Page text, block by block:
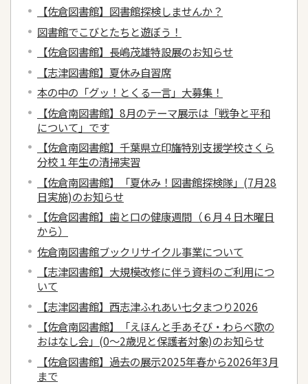
【佐倉図書館】図書館探検しませんか？
図書館でこびとたちと遊ぼう！
【佐倉図書館】長嶋茂雄特設展のお知らせ
【志津図書館】夏休み自習席
本の中の「グッ！とくる一言」大募集！
【佐倉南図書館】8月のテーマ展示は「戦争と平和
について」です
【佐倉南図書館】千葉県立印旛特別支援学校さくら
分校１年生の清掃実習
【佐倉南図書館】「夏休み！図書館探検隊」(7月28
日実施)のお知らせ
【佐倉図書館】歯と口の健康週間（６月４日木曜日
から）
佐倉南図書館ブックリサイクル事業について
【志津図書館】大規模改修に伴う資料のご利用につ
いて
【志津図書館】西志津ふれあい七夕まつり2026
【佐倉南図書館】「えほんと手あそび・わらべ歌の
おはなし会」(0～2歳児と保護者対象)のお知らせ
【佐倉図書館】過去の展示2025年春から2026年3月
まで